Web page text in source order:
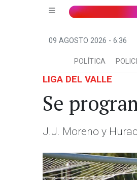
09 AGOSTO 2026 - 6:36
POLÍTICA
LIGA DEL VALLE
Se
J.J. Moreno y